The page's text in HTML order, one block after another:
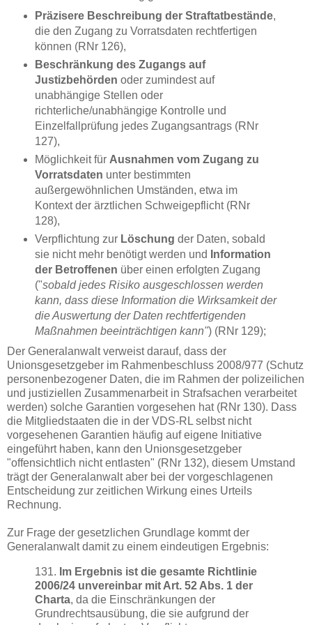
Präzisere Beschreibung der Straftatbestände,
die den Zugang zu Vorratsdaten rechtfertigen
können (RNr 126),
Beschränkung des Zugangs auf
Justizbehörden oder zumindest auf
unabhängige Stellen oder
richterliche/unabhängige Kontrolle und
Einzelfallprüfung jedes Zugangsantrags (RNr
127),
Möglichkeit für Ausnahmen vom Zugang zu
Vorratsdaten unter bestimmten
außergewöhnlichen Umständen, etwa im
Kontext der ärztlichen Schweigepflicht (RNr
128),
Verpflichtung zur Löschung der Daten, sobald
sie nicht mehr benötigt werden und
Information
der Betroffenen über einen erfolgten Zugang
("sobald jedes Risiko ausgeschlossen werden
kann, dass diese Information die Wirksamkeit der
die Auswertung der Daten rechtfertigenden
Maßnahmen beeinträchtigen kann") (RNr 129);
Der Generalanwalt verweist darauf, dass der
Unionsgesetzgeber im Rahmenbeschluss 2008/977 (Schutz
personenbezogener Daten, die im Rahmen der polizeilichen
und justiziellen Zusammenarbeit in Strafsachen verarbeitet
werden) solche Garantien vorgesehen hat (RNr 130). Dass
die Mitgliedstaaten die in der VDS-RL selbst nicht
vorgesehenen Garantien häufig auf eigene Initiative
eingeführt haben, kann den Unionsgesetzgeber
"offensichtlich nicht entlasten" (RNr 132), diesem Umstand
trägt der Generalanwalt aber bei der vorgeschlagenen
Entscheidung zur zeitlichen Wirkung eines Urteils
Rechnung.
Zur Frage der gesetzlichen Grundlage kommt der
Generalanwalt damit zu einem eindeutigen Ergebnis:
131. Im Ergebnis ist die gesamte Richtlinie
2006/24 unvereinbar mit Art. 52 Abs. 1 der
Charta, da die Einschränkungen der
Grundrechtsausübung, die sie aufgrund der